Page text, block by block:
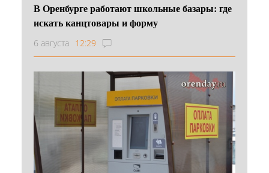
В Оренбурге работают школьные базары: где
искать канцтовары и форму
6 августа 12:29